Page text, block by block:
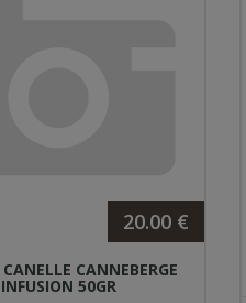
20.00 €
CANNEBERGE
INFUSION 50GR